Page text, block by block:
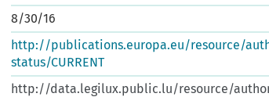
8/30/16
http://publications.europa.eu/resource/
status/CURRENT
http://data.legilux.public.lu/resource/